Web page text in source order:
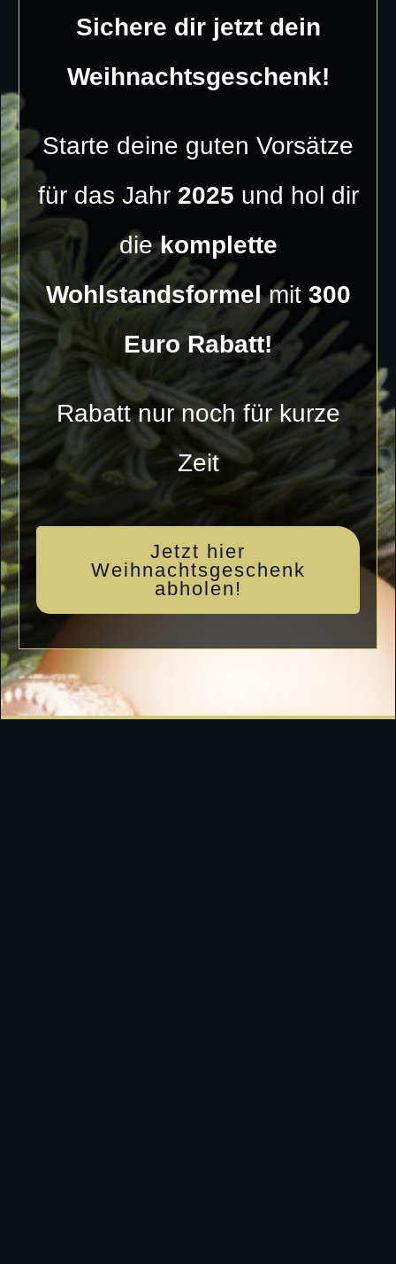
Sichere dir jetzt dein
Weihnachtsgeschenk!
Starte deine guten Vorsätze
für das Jahr 2025 und hol dir
diekomplette
Wohlstandsformelmit 300
Euro Rabatt!
Rabatt nur noch für kurze
Zeit
Jetzt hier
Weihnachtsgeschenk
abholen!